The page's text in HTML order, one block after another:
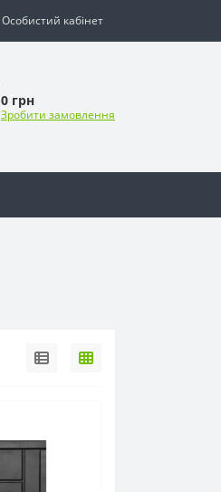
Особистий кабінет
0 грн
Зробити замовлення